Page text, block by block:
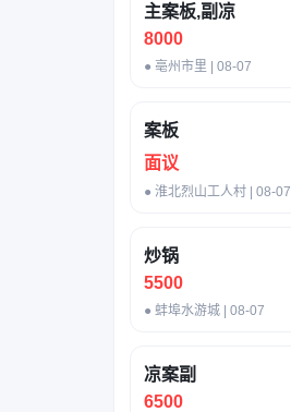
主案板,副凉
8000
● 亳州市里 | 08-07
案板
面议
● 淮北烈山工人村 | 08-07
炒锅
5500
● 蚌埠水游城 | 08-07
凉案副
6500